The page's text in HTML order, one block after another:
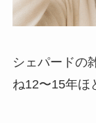
シェパードの
ね12〜15年ほ